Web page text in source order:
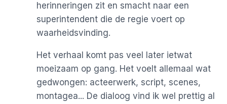
herinneringen zit en smacht naar een
superintendent die de regie voert op
waarheidsvinding.
Het verhaal komt pas veel later ietwat
moeizaam op gang. Het voelt allemaal wat
gedwongen: acteerwerk, script, scenes,
montagea... De dialoog vind ik wel prettig al